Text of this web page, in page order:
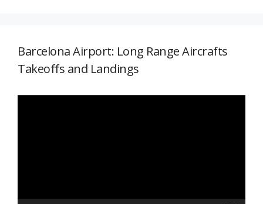
Barcelona Airport: Long Range Aircrafts
Takeoffs and Landings